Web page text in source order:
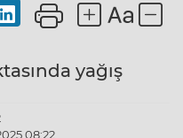
yağış
08:22